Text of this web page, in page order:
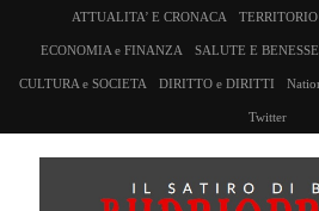
ATTUALITA’ E CRONACA TERRITORIO
ECONOMIA e FINANZA SALUTE E
CULTURA e SOCIETA DIRITTO e DIRITTI
Twitter